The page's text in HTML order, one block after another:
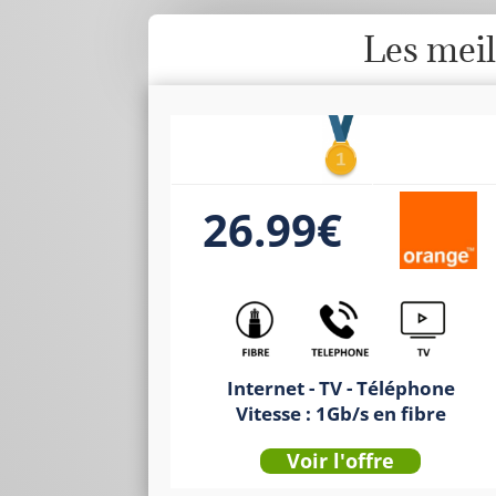
Les
26.99€
Internet - TV - Téléphone
Vitesse : 1Gb/s en fibre
Voir l'offre